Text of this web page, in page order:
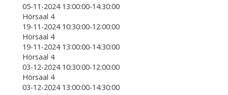
05-11-2024 13:00:00-14:30:00
Hörsaal 4
19-11-2024 10:30:00-12:00:00
Hörsaal 4
19-11-2024 13:00:00-14:30:00
Hörsaal 4
03-12-2024 10:30:00-12:00:00
Hörsaal 4
03-12-2024 13:00:00-14:30:00